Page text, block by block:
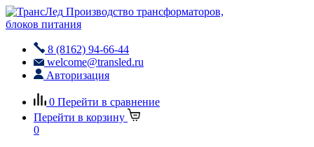
Производство трансформаторов,
блоков питания
8 (8162) 94-66-44
welcome@transled.ru
Авторизация
0 Перейти в сравнение
Перейти в корзину
0